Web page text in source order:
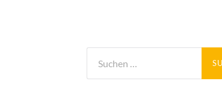
nach: